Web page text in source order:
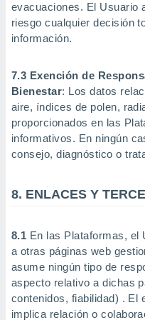
evacuaciones. El Usuario
riesgo cualquier decisión
información.
7.3 Exención de
Bienestar: Los datos
aire, índices de polen,
proporcionados en las
informativos. En ningún
consejo, diagnóstico o
8. ENLACES Y
8.1 En las Plataformas, el
a otras páginas web
asume ningún tipo de
aspecto relativo a dichas
contenidos, fiabilidad) . El
implica relación o